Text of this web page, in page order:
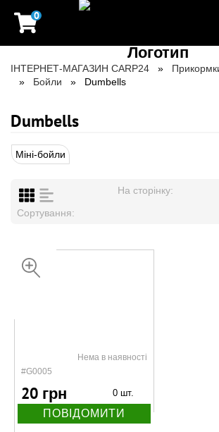
0
ІНТЕРНЕТ-МАГАЗИН CARP24
Бойли
Dumbells
Dumbells
Міні-бойли
На сторінку:
Сортування:
#G0005
Нема в наявності
20 грн 0 шт.
ПОВІДОМИТИ